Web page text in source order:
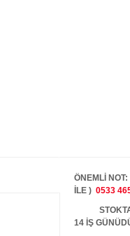
ÖNEMLİ
İLE ) 0533
STOKTA
14 İŞ